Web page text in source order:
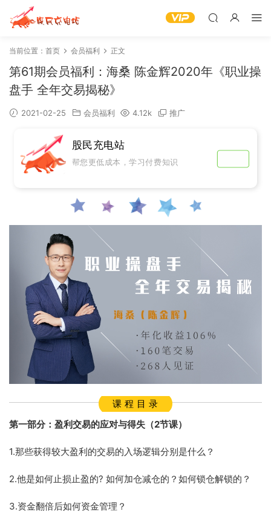
当前位置： 首页 会员福利 正文
第61期会员福利：海桑 陈金辉2020年《职业操
盘手 全年交易揭秘》
2021-02-25 会员福利 4.12k 推广
股民充电站
帮您更低成本，学习付费知识
课 程 目 录
第一部分：盈利交易的应对与得失（2节课）
1.那些获得较大盈利的交易的入场逻辑分别是什么？
2.他是如何止损止盈的? 如何加仓减仓的？如何锁仓解锁的？
3.资金翻倍后如何资金管理？